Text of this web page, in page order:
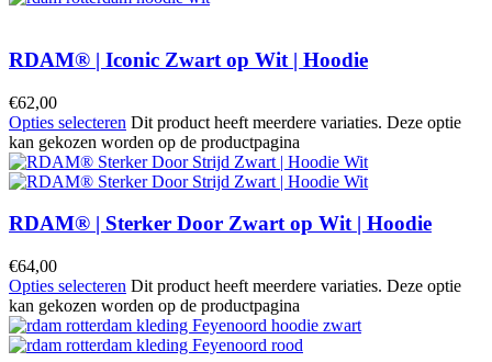
RDAM® | Iconic Zwart op Wit | Hoodie
€62,00
Opties selecteren Dit product heeft meerdere variaties. Deze optie
kan gekozen worden op de productpagina
RDAM® | Sterker Door Zwart op Wit | Hoodie
€64,00
Opties selecteren Dit product heeft meerdere variaties. Deze optie
kan gekozen worden op de productpagina